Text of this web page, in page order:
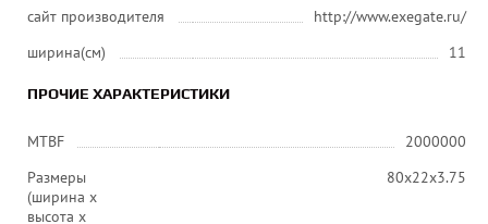
сайт производителя
http://www.exegate.ru/
ширина(см)
11
ПРОЧИЕ ХАРАКТЕРИСТИКИ
MTBF
2000000
Размеры
(ширина x
высота x
80x22x3.75